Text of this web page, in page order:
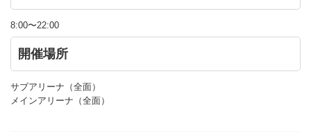
8:00〜22:00
開催場所
サブアリーナ（全面）
メインアリーナ（全面）